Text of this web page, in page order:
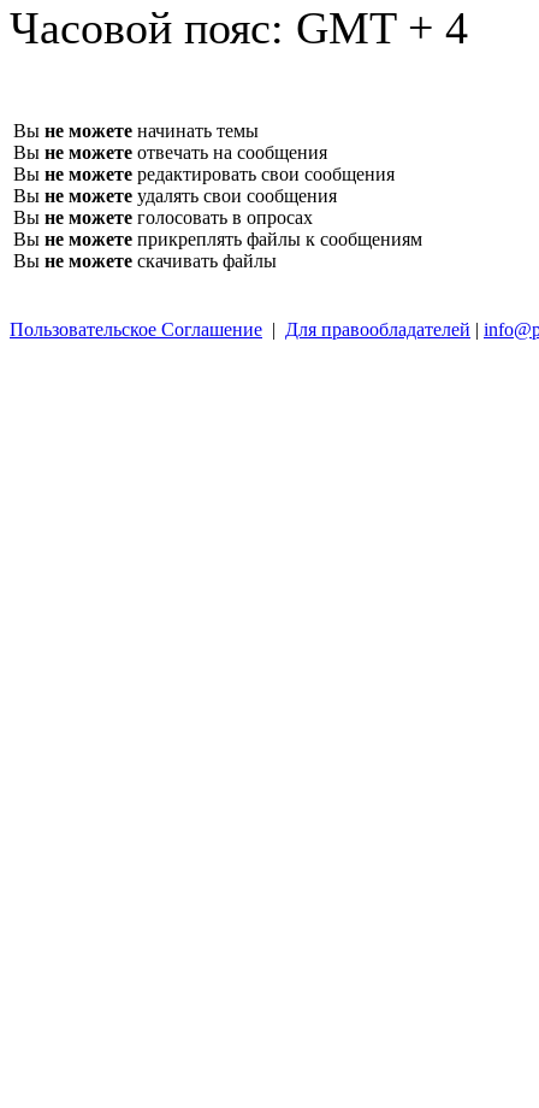
Часовой пояс: GMT + 4
Вы не можете начинать темы
Вы не можете отвечать на сообщения
Вы не можете редактировать свои сообщения
Вы не можете удалять свои сообщения
Вы не можете голосовать в опросах
Вы не можете прикреплять файлы к сообщениям
Вы не можете скачивать файлы
Пользовательское Соглашение | Для правообладателей |